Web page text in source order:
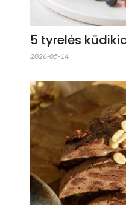
5 tyrelės
2026-05-14